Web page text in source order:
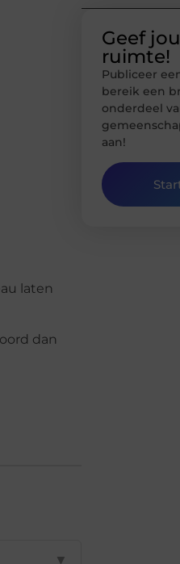
laten
dan
▼
Geef
ruimte!
Publiceer
bereik een
onderdeel
aan!